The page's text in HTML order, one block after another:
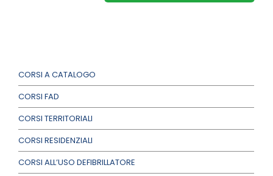
CORSI A CATALOGO
CORSI FAD
CORSI TERRITORIALI
CORSI RESIDENZIALI
CORSI ALL’USO DEFIBRILLATORE